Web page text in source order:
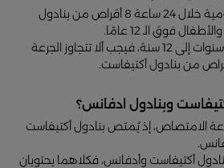
لا يجب أن تتجاوز الجرعة اليومية خلال 24 ساعة 8 أقراص من بنادول
فوق الـ 12 عامًا.
أما بالنسبة للأطفال من 6 سنوات إلى 12 سنة، فيجب ألا تتجاوز الجرعة
وبنادول ادفانس؟
الامتصاص، إذ يُمتص بنادول أكتيفاست
أكتيفاست وأدفانس، فكلاهما يحتويان